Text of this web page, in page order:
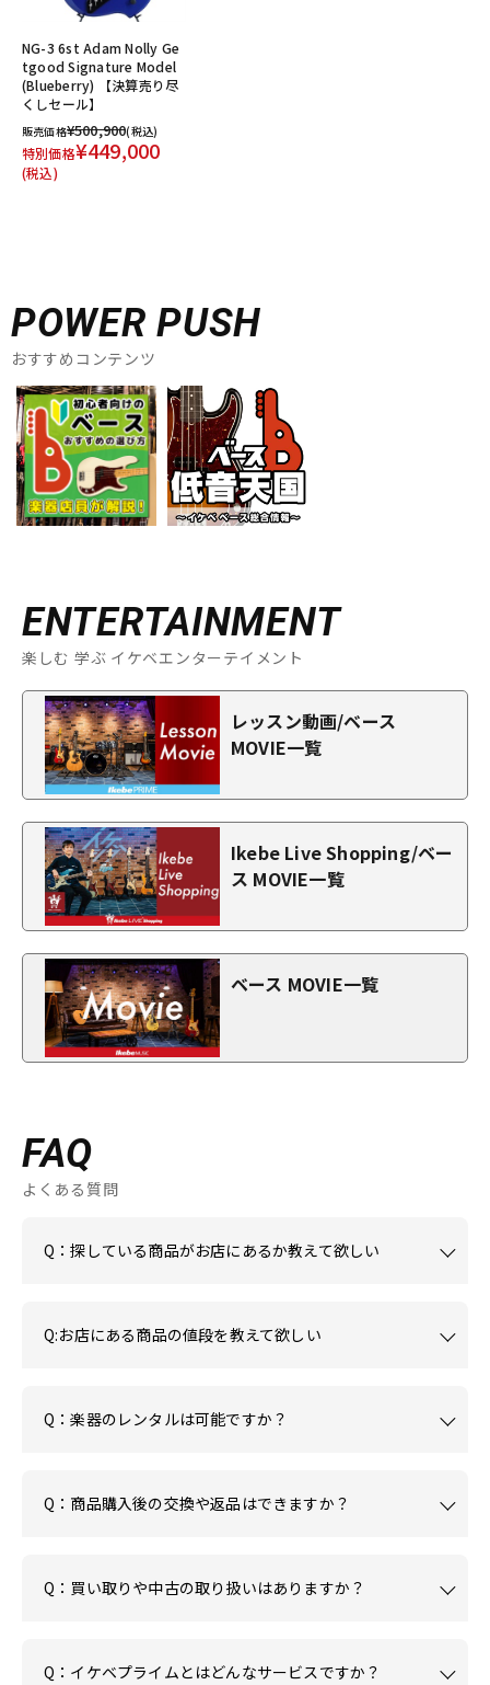
NG-3 6st Adam Nolly Ge
tgood Signature Model
(Blueberry) 【決算売り尽
くしセール】
販売価格¥500,900(税込)
特別価格¥449,000
(税込)
POWER PUSH
おすすめコンテンツ
ENTERTAINMENT
楽しむ 学ぶ イケベエンターテイメント
レッスン動画/ベース
MOVIE一覧
Ikebe Live Shopping/ベー
ス MOVIE一覧
ベース MOVIE一覧
FAQ
よくある質問
Q：探している商品がお店にあるか教えて欲しい
Q:お店にある商品の値段を教えて欲しい
Q：楽器のレンタルは可能ですか？
Q：商品購入後の交換や返品はできますか？
Q：買い取りや中古の取り扱いはありますか？
Q：イケベプライムとはどんなサービスですか？